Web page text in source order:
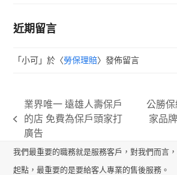
近期留言
「小可 」於〈勞保理賠〉發佈留言
previous
post:
業界唯一 遠雄人壽保戶
的店 免費為保戶頭家打
廣告
next
公勝保
家品
我們最重要的職務就是服務客戶，對我們而言
起點，最重要的是要給客人專業的售後服務。